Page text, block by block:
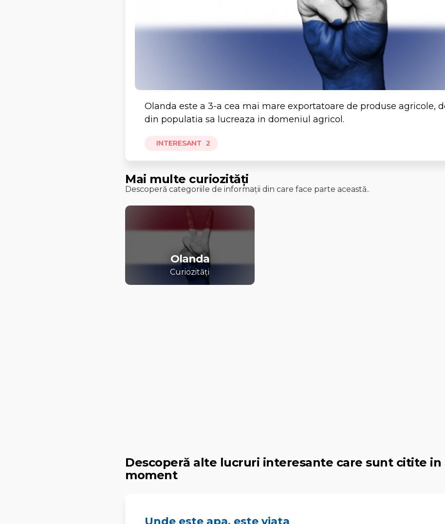
Olanda este a 3-a cea mai mare exportatoare de produse agricole,
din populatia sa lucreaza in domeniul agricol.
INTERESANT 2
Mai multe curiozități
Descoperă categoriile de informații din care face parte această..
Olanda
Curiozități
Descoperă alte lucruri interesante care sunt citite in
moment
Unde este apa, este viata